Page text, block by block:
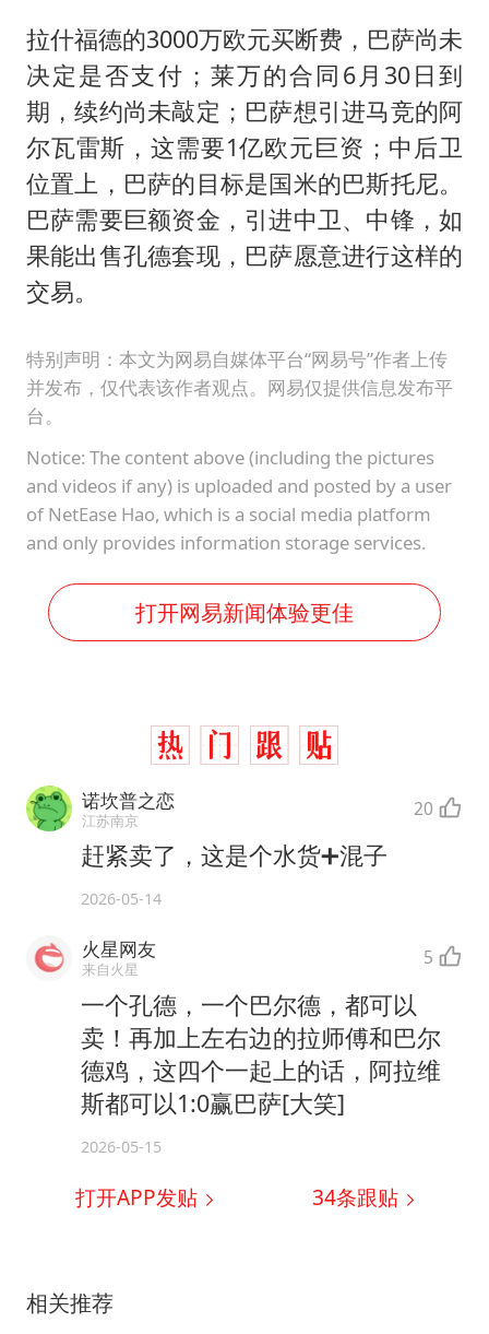
拉什福德的3000万欧元买断费，巴萨尚未
决定是否支付；莱万的合同6月30日到
期，续约尚未敲定；巴萨想引进马竞的阿
尔瓦雷斯，这需要1亿欧元巨资；中后卫
位置上，巴萨的目标是国米的巴斯托尼。
巴萨需要巨额资金，引进中卫、中锋，如
果能出售孔德套现，巴萨愿意进行这样的
交易。
特别声明：本文为网易自媒体平台“网易号”作者上传
并发布，仅代表该作者观点。网易仅提供信息发布平
台。
Notice: The content above (including the pictures
and videos if any) is uploaded and posted by a user
of NetEase Hao, which is a social media platform
and only provides information storage services.
打开网易新闻体验更佳
诺坎普之恋
江苏南京 20
赶紧卖了，这是个水货➕混子
2026-05-14
火星网友
来自火星 5
一个孔德，一个巴尔德，都可以
卖！再加上左右边的拉师傅和巴尔
德鸡，这四个一起上的话，阿拉维
斯都可以1:0赢巴萨[大笑]
2026-05-15
打开APP发贴 34条跟贴
相关推荐